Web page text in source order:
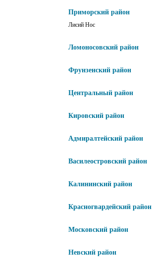
Приморский район
Лисий Нос
Ломоносовский район
Фрунзенский район
Центральный район
Кировский район
Адмиралтейский район
Василеостровский район
Калининский район
Красногвардейский район
Московский район
Невский район